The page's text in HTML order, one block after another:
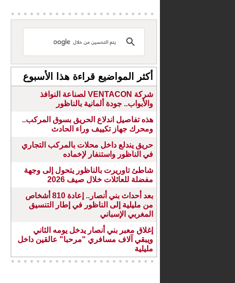
أكثر المواضيع قراءة هذا الأسبوع
شركة VENTACON لصناعة النوافذ
والأبواب.. جودة ألمانية بالناظور
هذه تفاصيل اندلاع الحريق بسوق المركب..
ومحرك جهاز تكييف وراء الحادث
حريق يندلع داخل محلات بالمركب التجاري
في الناظور واستنفار لإخماده
شاطئ تاوريرت بالناظور يتحول إلى وجهة
مفضلة للعائلات خلال صيف 2026
بعد أحداث بني أنصار.. إعادة 810 أشخاص
من مليلية إلى الناظور في إطار التنسيق
المغربي الإسباني
إغلاق معبر بني أنصار يدخل يومه الثاني
ويبقي آلاف مسافري "مرحبا" عالقين داخل
مليلية